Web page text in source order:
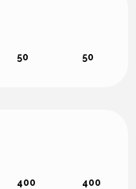
50 50
400 400